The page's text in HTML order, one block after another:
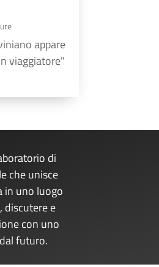
appare
viaggiatore"
di
che unisce
in uno luogo
discutere e
con uno
futuro.